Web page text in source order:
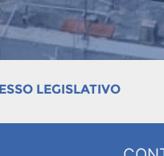
LEGISLATIVO